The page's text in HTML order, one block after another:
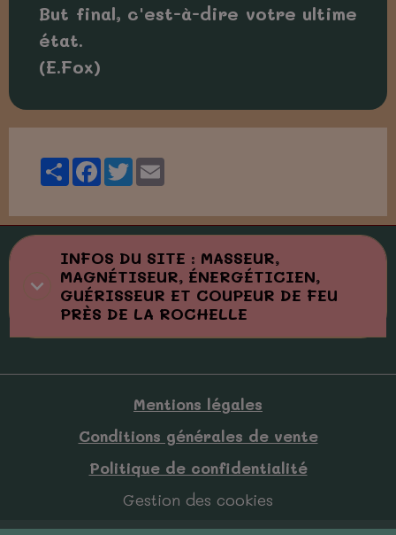
But final, c'est-à-dire votre ultime
état.
(E.Fox)
Partager
Facebook
Twitter
INFOS DU SITE : MASSEUR,
MAGNÉTISEUR, ÉNERGÉTICIEN,
GUÉRISSEUR ET COUPEUR DE FEU
PRÈS DE LA ROCHELLE
Mentions légales
Conditions générales de vente
Politique de confidentialité
Gestion des cookies